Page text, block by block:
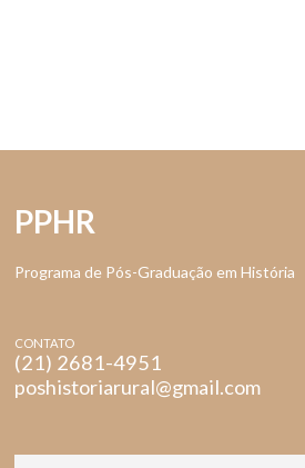
PPHR
Programa de Pós-Graduação em História
CONTATO
(21) 2681-4951
poshistoriarural@gmail.com